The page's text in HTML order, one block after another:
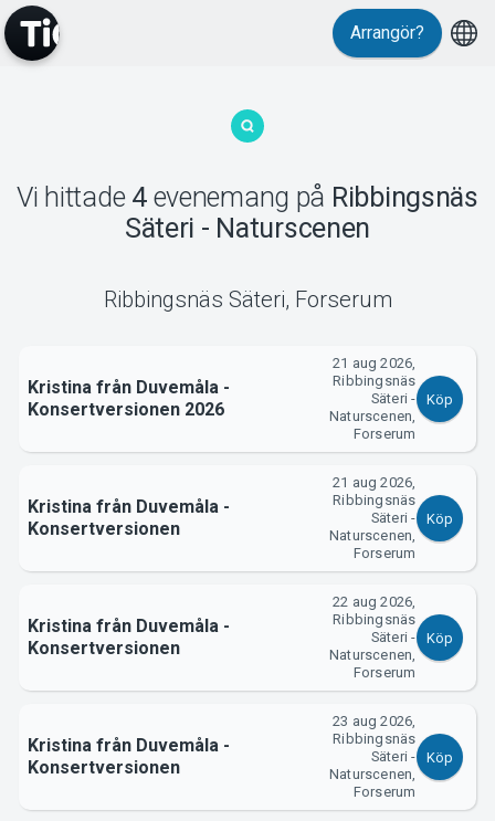
MyTickster
Om Tickster
Arrangör?
Vi hittade 4evenemang på Ribbingsnäs
Säteri - Naturscenen
Ribbingsnäs Säteri, Forserum
Kristina från Duvemåla -
Konsertversionen 2026
21 aug 2026,
Ribbingsnäs
Säteri -
Naturscenen,
Forserum
Köp
Kristina från Duvemåla -
Konsertversionen
21 aug 2026,
Ribbingsnäs
Säteri -
Naturscenen,
Forserum
Köp
Kristina från Duvemåla -
Konsertversionen
22 aug 2026,
Ribbingsnäs
Säteri -
Naturscenen,
Forserum
Köp
Kristina från Duvemåla -
Konsertversionen
23 aug 2026,
Ribbingsnäs
Säteri -
Naturscenen,
Forserum
Köp